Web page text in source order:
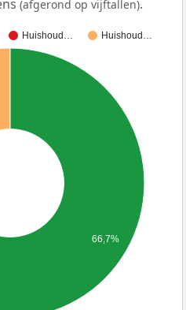
(afgerond op vijftallen).
Huishoud… Huishoud…
66,7%